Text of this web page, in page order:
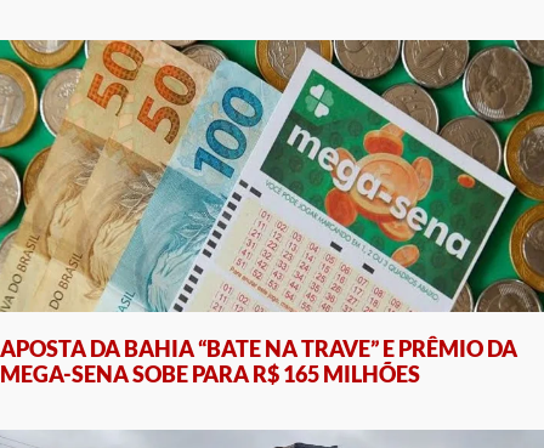
APOSTA DA BAHIA “BATE NA TRAVE” E PRÊMIO DA
MEGA-SENA SOBE PARA R$ 165 MILHÕES